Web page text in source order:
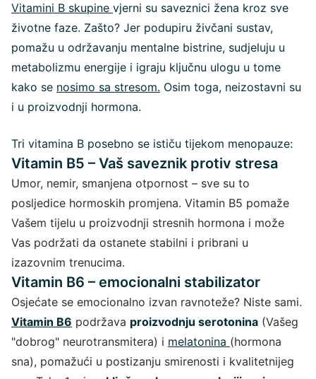
Vitamini B skupine vjerni su saveznici žena kroz sve
životne faze. Zašto? Jer podupiru živčani sustav,
pomažu u održavanju mentalne bistrine, sudjeluju u
metabolizmu energije i igraju ključnu ulogu u tome
kako se nosimo sa stresom. Osim toga, neizostavni su
i u proizvodnji hormona.
Tri vitamina B posebno se ističu tijekom menopauze:
Vitamin B5 – Vaš saveznik protiv stresa
Umor, nemir, smanjena otpornost – sve su to
posljedice hormoskih promjena. Vitamin B5 pomaže
Vašem tijelu u proizvodnji stresnih hormona i može
Vas podržati da ostanete stabilni i pribrani u
izazovnim trenucima.
Vitamin B6 – emocionalni stabilizator
Osjećate se emocionalno izvan ravnoteže? Niste sami.
Vitamin B6 podržava proizvodnju serotonina (Vašeg
"dobrog" neurotransmitera) i melatonina (hormona
sna), pomažući u postizanju smirenosti i kvalitetnijeg